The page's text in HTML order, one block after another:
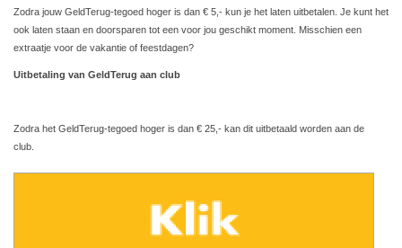
Zodra jouw GeldTerug-tegoed hoger is dan € 5,- kun je het laten uitbetalen. Je kunt het
ook laten staan en doorsparen tot een voor jou geschikt moment. Misschien een
extraatje voor de vakantie of feestdagen?
Uitbetaling van GeldTerug aan club
Zodra het GeldTerug-tegoed hoger is dan € 25,- kan dit uitbetaald worden aan de
club.